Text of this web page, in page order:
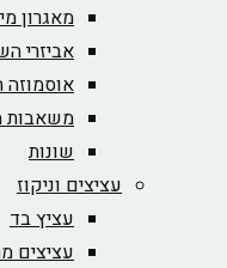
מאגרון
אביזרי
משאבות
שונות
עציצים וניקוז
עציץ בד
עציצים